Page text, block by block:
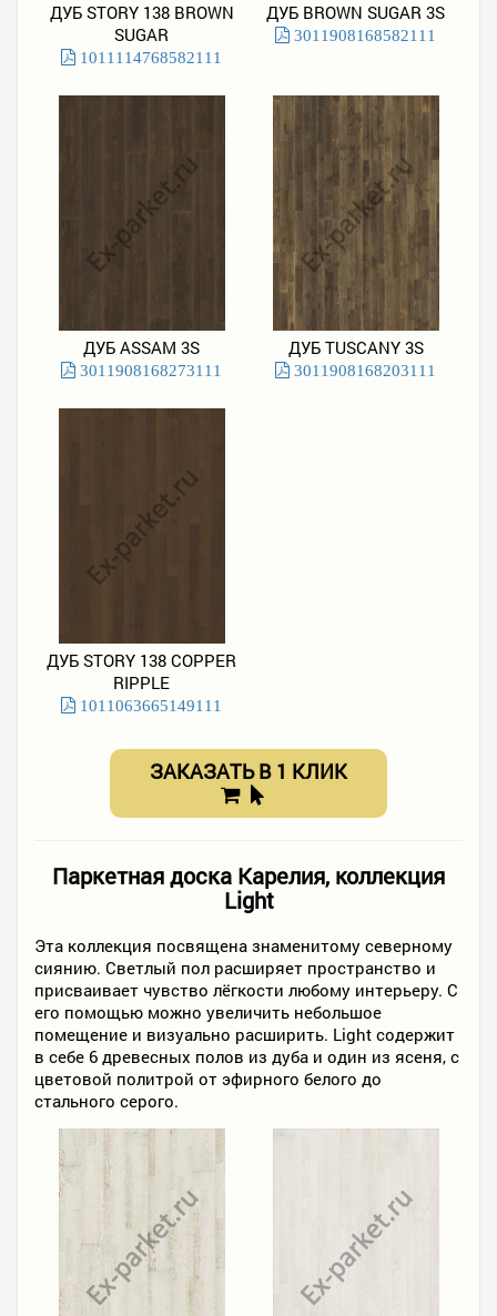
ДУБ STORY 138 BROWN
SUGAR
1011114768582111
ДУБ BROWN SUGAR 3S
3011908168582111
ДУБ ASSAM 3S
3011908168273111
ДУБ TUSCANY 3S
3011908168203111
ДУБ STORY 138 COPPER
RIPPLE
1011063665149111
ЗАКАЗАТЬ В 1 КЛИК
Паркетная доска Карелия, коллекция
Light
Эта коллекция посвящена знаменитому северному
сиянию. Светлый пол расширяет пространство и
присваивает чувство лёгкости любому интерьеру. С
его помощью можно увеличить небольшое
помещение и визуально расширить. Light содержит
в себе 6 древесных полов из дуба и один из ясеня, с
цветовой политрой от эфирного белого до
стального серого.